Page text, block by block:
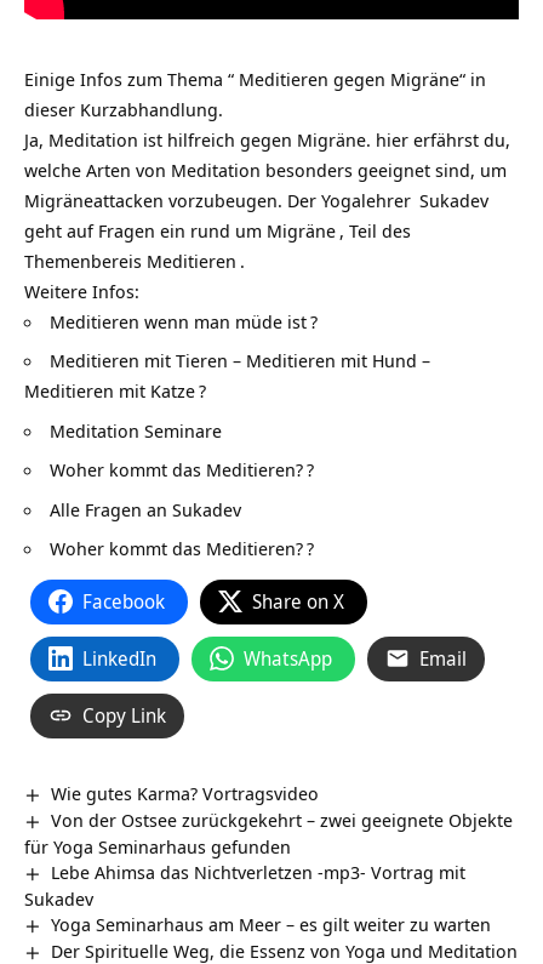
Einige Infos zum Thema “ Meditieren gegen Migräne“ in
dieser Kurzabhandlung.
Ja, Meditation ist hilfreich gegen Migräne. hier erfährst du,
welche Arten von Meditation besonders geeignet sind, um
Migräneattacken vorzubeugen. Der Yogalehrer Sukadev
geht auf Fragen ein rund um Migräne , Teil des
Themenbereis Meditieren .
Weitere Infos:
Meditieren wenn man müde ist?
Meditieren mit Tieren – Meditieren mit Hund –
Meditieren mit Katze?
Meditation Seminare
Woher kommt das Meditieren??
Alle Fragen an Sukadev
Woher kommt das Meditieren??
Facebook Share on X
LinkedIn WhatsApp Email
Copy Link
Wie gutes Karma? Vortragsvideo
Von der Ostsee zurückgekehrt – zwei geeignete Objekte
für Yoga Seminarhaus gefunden
Lebe Ahimsa das Nichtverletzen -mp3- Vortrag mit
Sukadev
Yoga Seminarhaus am Meer – es gilt weiter zu warten
Der Spirituelle Weg, die Essenz von Yoga und Meditation